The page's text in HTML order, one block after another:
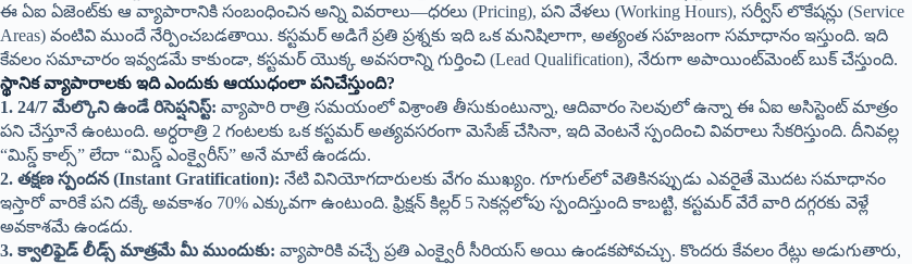
ఈ ఏఐ ఏజెంట్‌కు ఆ వ్యాపారానికి సంబంధించిన అన్ని వివరాలు—ధరలు (Pricing), పని వేళలు (Working Hours), సర్వీస్ లొకేషన్లు (Service
Areas) వంటివి ముందే నేర్పించబడతాయి. కస్టమర్ అడిగే ప్రతి ప్రశ్నకు ఇది ఒక మనిషిలాగా, అత్యంత సహజంగా సమాధానం ఇస్తుంది. ఇది
కేవలం సమాచారం ఇవ్వడమే కాకుండా, కస్టమర్ యొక్క అవసరాన్ని గుర్తించి (Lead Qualification), నేరుగా అపాయింట్‌మెంట్ బుక్ చేస్తుంది.
స్థానిక వ్యాపారాలకు ఇది ఎందుకు ఆయుధంలా పనిచేస్తుంది?
1. 24/7 మేల్కొని ఉండే రిసెప్షనిస్ట్: వ్యాపారి రాత్రి సమయంలో విశ్రాంతి తీసుకుంటున్నా, ఆదివారం సెలవులో ఉన్నా ఈ ఏఐ అసిస్టెంట్ మాత్రం
పని చేస్తూనే ఉంటుంది. అర్ధరాత్రి 2 గంటలకు ఒక కస్టమర్ అత్యవసరంగా మెసేజ్ చేసినా, ఇది వెంటనే స్పందించి వివరాలు సేకరిస్తుంది. దీనివల్ల
“మిస్డ్ కాల్స్” లేదా “మిస్డ్ ఎంక్వైరీస్” అనే మాటే ఉండదు.
2. తక్షణ స్పందన (Instant Gratification): నేటి వినియోగదారులకు వేగం ముఖ్యం. గూగుల్‌లో వెతికినప్పుడు ఎవరైతే మొదట సమాధానం
ఇస్తారో వారికే పని దక్కే అవకాశం 70% ఎక్కువగా ఉంటుంది. ఫ్రిక్షన్ కిల్లర్ 5 సెకన్లలోపు స్పందిస్తుంది కాబట్టి, కస్టమర్ వేరే వారి దగ్గరకు వెళ్లే
అవకాశమే ఉండదు.
3. క్వాలిఫైడ్ లీడ్స్ మాత్రమే మీ ముందుకు: వ్యాపారికి వచ్చే ప్రతి ఎంక్వైరీ సీరియస్ అయి ఉండకపోవచ్చు. కొందరు కేవలం రేట్లు అడుగుతారు,